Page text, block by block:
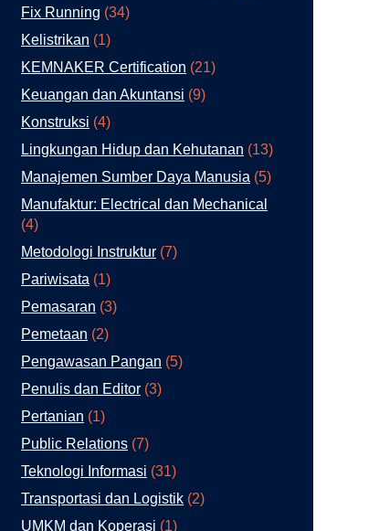
Fix Running (34)
Kelistrikan (1)
KEMNAKER Certification (21)
Keuangan dan Akuntansi (9)
Konstruksi (4)
Lingkungan Hidup dan Kehutanan (13)
Manajemen Sumber Daya Manusia (5)
Manufaktur: Electrical dan Mechanical
(4)
Metodologi Instruktur (7)
Pariwisata (1)
Pemasaran (3)
Pemetaan (2)
Pengawasan Pangan (5)
Penulis dan Editor (3)
Pertanian (1)
Public Relations (7)
Teknologi Informasi (31)
Transportasi dan Logistik (2)
UMKM dan Koperasi (1)